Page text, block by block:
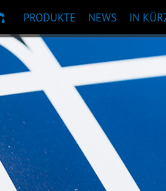
PRODUKTE NEWS IN